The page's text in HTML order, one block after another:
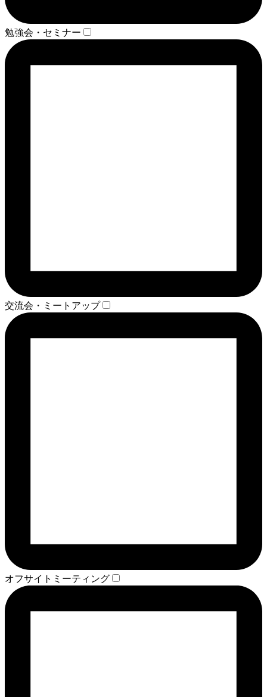
勉強会・セミナー
交流会・ミートアップ
オフサイトミーティング